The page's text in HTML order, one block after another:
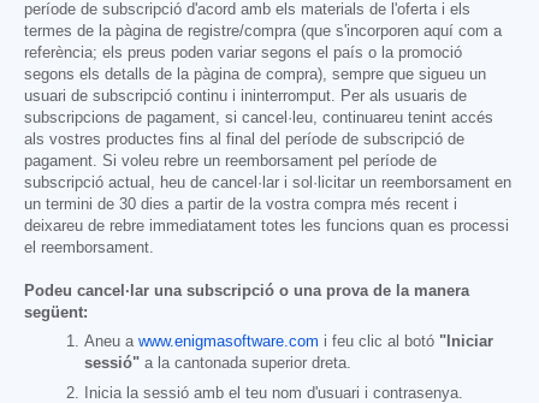
període de subscripció d'acord amb els materials de l'oferta i els
termes de la pàgina de registre/compra (que s'incorporen aquí com a
referència; els preus poden variar segons el país o la promoció
segons els detalls de la pàgina de compra), sempre que sigueu un
usuari de subscripció continu i ininterromput. Per als usuaris de
subscripcions de pagament, si cancel·leu, continuareu tenint accés
als vostres productes fins al final del període de subscripció de
pagament. Si voleu rebre un reemborsament pel període de
subscripció actual, heu de cancel·lar i sol·licitar un reemborsament en
un termini de 30 dies a partir de la vostra compra més recent i
deixareu de rebre immediatament totes les funcions quan es processi
el reemborsament.
Podeu cancel·lar una subscripció o una prova de la manera
següent:
Aneu a www.enigmasoftware.com i feu clic al botó "Iniciar
sessió" a la cantonada superior dreta.
Inicia la sessió amb el teu nom d'usuari i contrasenya.